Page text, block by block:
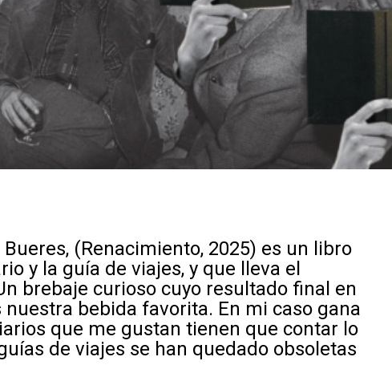
(Renacimiento, 2025) es un libro
y la guía de viajes, y que lleva el
brebaje curioso cuyo resultado final en
bebida favorita. En mi caso gana
que me gustan tienen que contar lo
de viajes se han quedado obsoletas